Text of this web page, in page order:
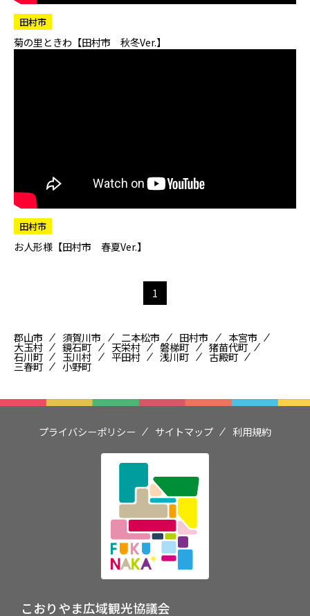
田村市
菊の里ときわ【田村市 秋冬Ver.】
田村市
お人形様【田村市 春夏Ver.】
1
郡山市 須賀川市 二本松市 田村市 本宮市
大玉村 鏡石町 天栄村 磐梯町 猪苗代町
石川町 玉川村 平田村 浅川町 古殿町
三春町 小野町
プライバシーポリシー サイトマップ 利用規約
こおりやま広域観光協議会